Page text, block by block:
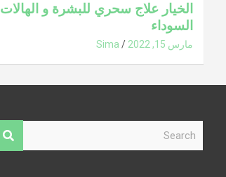
الخيار علاج سحري للبشرة و الهالات
السوداء
مارس 15, 2022 Sima